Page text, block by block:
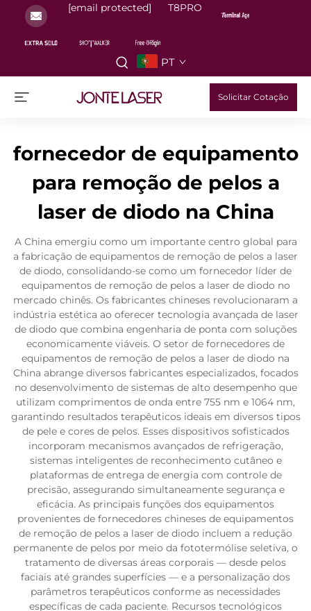
[email protected] T8PRO
PT
Solicitar Cotação
fornecedor de equipamento
para remoção de pelos a
laser de diodo na China
A China emergiu como um importante centro global para
a fabricação de equipamentos de remoção de pelos a laser
de diodo, consolidando-se como um fornecedor líder de
equipamentos de remoção de pelos a laser de diodo no
mercado chinês. Os fabricantes chineses revolucionaram a
indústria estética ao oferecer tecnologia avançada de laser
de diodo que combina engenharia de ponta com soluções
economicamente viáveis. O setor de fornecedores de
equipamentos de remoção de pelos a laser de diodo na
China abrange diversos fabricantes especializados, focados
no desenvolvimento de sistemas de alto desempenho que
utilizam comprimentos de onda entre 755 nm e 1064 nm,
garantindo resultados terapêuticos ideais em diversos tipos
de pele e cores de pelos. Esses dispositivos sofisticados
incorporam mecanismos avançados de refrigeração,
sistemas inteligentes de reconhecimento cutâneo e
plataformas de entrega de energia com controle de
precisão, assegurando simultaneamente segurança e
eficácia. As principais funções dos equipamentos
provenientes de fornecedores chineses de equipamentos
de remoção de pelos a laser de diodo incluem a redução
permanente de pelos por meio da fototermólise seletiva, o
tratamento de diversas áreas corporais — desde pelos
faciais até grandes superfícies — e a personalização dos
parâmetros terapêuticos conforme as necessidades
específicas de cada paciente. Recursos tecnológicos